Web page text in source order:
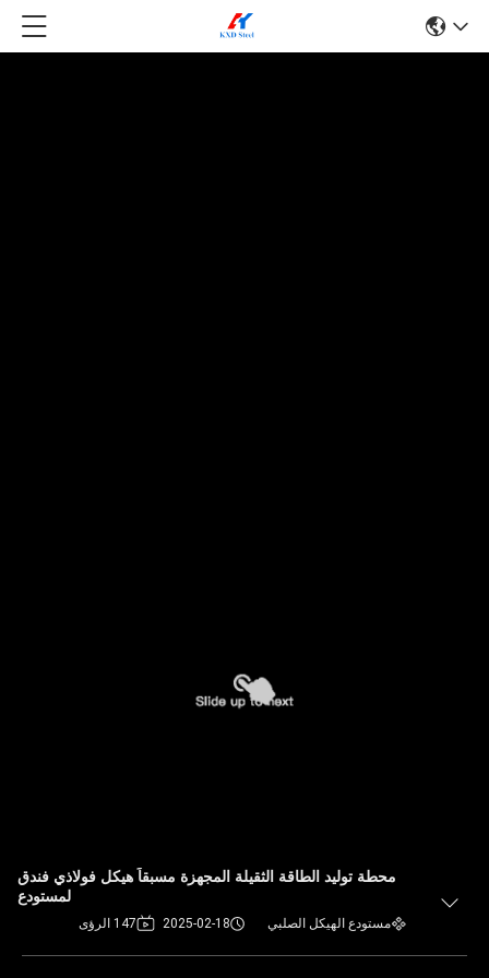
محطة توليد الطاقة الثقيلة المجهزة مسبقاً هيكل فولاذي فندق
لمستودع
مستودع الهيكل الصلبي 2025-02-18 147 الرؤى